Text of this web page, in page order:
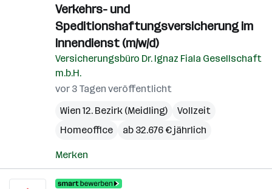
Verkehrs- und
Speditionshaftungsversicherung im
Innendienst (m/w/d)
Versicherungsbüro Dr. Ignaz Fiala Gesellschaft
m.b.H.
vor 3 Tagen veröffentlicht
Wien 12. Bezirk (Meidling)
Vollzeit
Homeoffice
ab 32.676 € jährlich
Merken